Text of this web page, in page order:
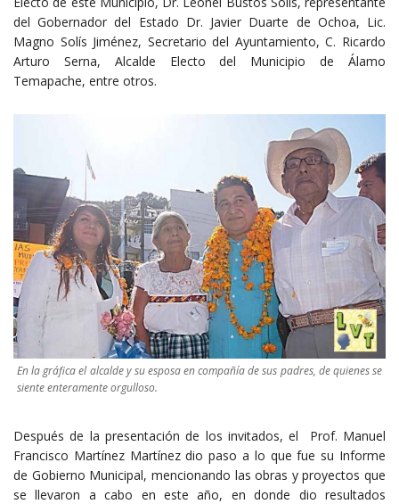
del Gobernador del Estado Dr. Javier Duarte de Ochoa, Lic.
Magno Solís Jiménez, Secretario del Ayuntamiento, C. Ricardo
Arturo Serna, Alcalde Electo del Municipio de Álamo
Temapache, entre otros.
En la gráfica el alcalde y su esposa en compañía de sus padres, de quienes se
siente enteramente orgulloso.
Después de la presentación de los invitados, el Prof. Manuel
Francisco Martínez Martínez dio paso a lo que fue su Informe
de Gobierno Municipal, mencionando las obras y proyectos que
se llevaron a cabo en este año, en donde dio resultados